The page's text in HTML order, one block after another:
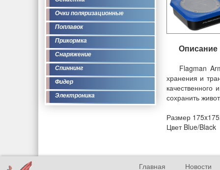
Очки поляризационные
Поплавок
Прикормка
Снаряжение
Спиннинг
Фидер
Электроника
Описание
Flagman
хранения и
сохранить
Размер
Цвет Blue/Black
Главная
Новости